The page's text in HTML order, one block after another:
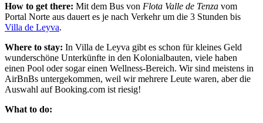
How to get there: Mit dem Bus von Flota Valle de Tenza vom
Portal Norte aus dauert es je nach Verkehr um die 3 Stunden bis
Villa de Leyva.
Where to stay: In Villa de Leyva gibt es schon für kleines Geld
wunderschöne Unterkünfte in den Kolonialbauten, viele haben
einen Pool oder sogar einen Wellness-Bereich. Wir sind meistens in
AirBnBs untergekommen, weil wir mehrere Leute waren, aber die
Auswahl auf Booking.com ist riesig!
What to do: